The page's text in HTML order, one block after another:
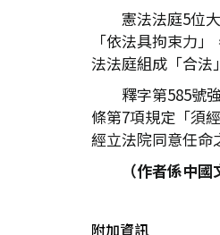
憲法法庭5位
「依法具拘束力
法法庭組成「合法
釋字第585號
條第7項規定「須
經立法院同意任命
（作者係中
附加資訊